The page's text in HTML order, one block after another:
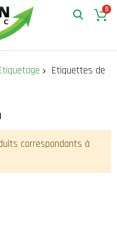
0
Etiquettes de
correspondants à